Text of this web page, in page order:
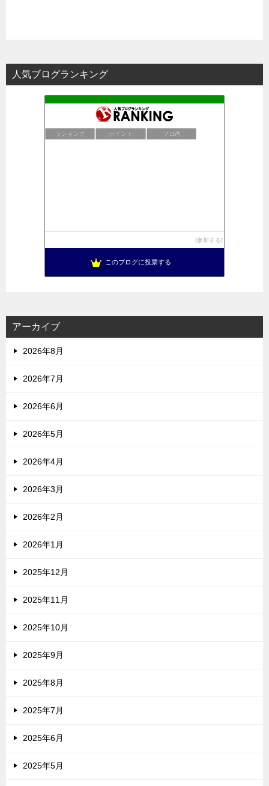
人気ブログランキング
ランキング ポイント ブロ画
参加する
このブログに投票する
アーカイブ
2026年8月
2026年7月
2026年6月
2026年5月
2026年4月
2026年3月
2026年2月
2026年1月
2025年12月
2025年11月
2025年10月
2025年9月
2025年8月
2025年7月
2025年6月
2025年5月